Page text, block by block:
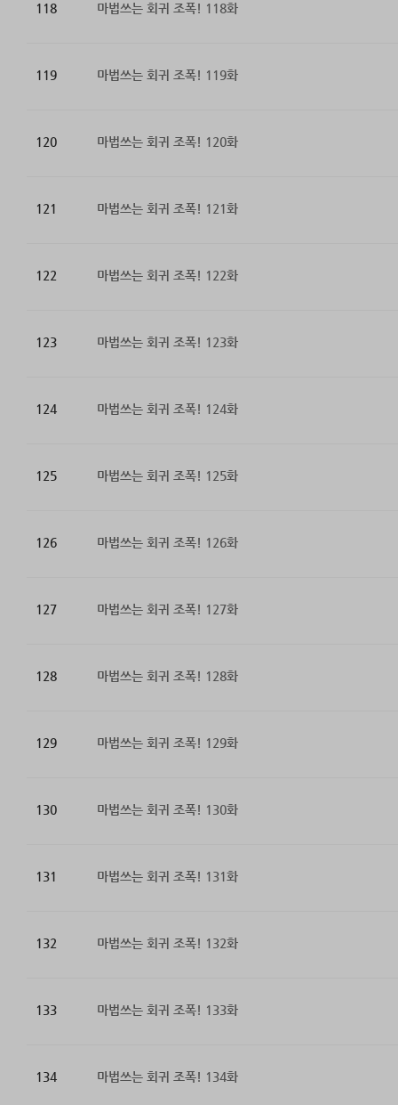
118 마법쓰는 회귀 조폭! 118화
119 마법쓰는 회귀 조폭! 119화
120 마법쓰는 회귀 조폭! 120화
121 마법쓰는 회귀 조폭! 121화
122 마법쓰는 회귀 조폭! 122화
123 마법쓰는 회귀 조폭! 123화
124 마법쓰는 회귀 조폭! 124화
125 마법쓰는 회귀 조폭! 125화
126 마법쓰는 회귀 조폭! 126화
127 마법쓰는 회귀 조폭! 127화
128 마법쓰는 회귀 조폭! 128화
129 마법쓰는 회귀 조폭! 129화
130 마법쓰는 회귀 조폭! 130화
131 마법쓰는 회귀 조폭! 131화
132 마법쓰는 회귀 조폭! 132화
133 마법쓰는 회귀 조폭! 133화
134 마법쓰는 회귀 조폭! 134화